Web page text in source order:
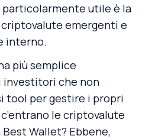
utile è la
emergenti e
interno.
più semplice
che non
tool per gestire i propri
le criptovalute
Wallet? Ebbene,